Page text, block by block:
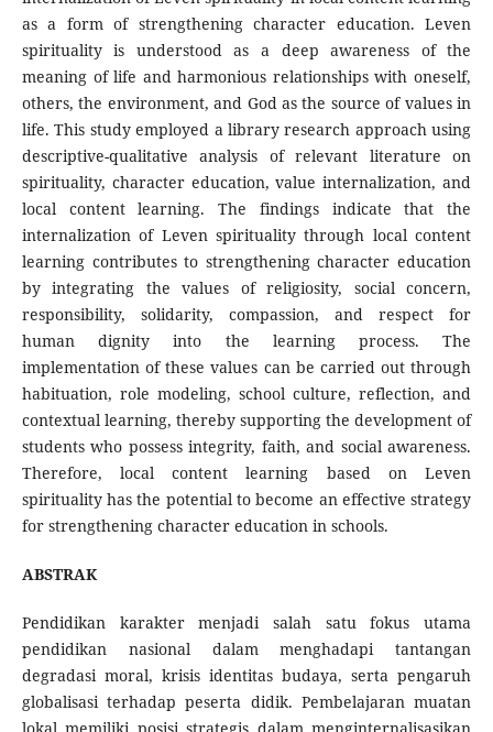
as a form of strengthening character education. Leven
spirituality is understood as a deep awareness of the
meaning of life and harmonious relationships with oneself,
others, the environment, and God as the source of values in
life. This study employed a library research approach using
descriptive-qualitative analysis of relevant literature on
spirituality, character education, value internalization, and
local content learning. The findings indicate that the
internalization of Leven spirituality through local content
learning contributes to strengthening character education
by integrating the values of religiosity, social concern,
responsibility, solidarity, compassion, and respect for
human dignity into the learning process. The
implementation of these values can be carried out through
habituation, role modeling, school culture, reflection, and
contextual learning, thereby supporting the development of
students who possess integrity, faith, and social awareness.
Therefore, local content learning based on Leven
spirituality has the potential to become an effective strategy
for strengthening character education in schools.
ABSTRAK
Pendidikan karakter menjadi salah satu fokus utama
pendidikan nasional dalam menghadapi tantangan
degradasi moral, krisis identitas budaya, serta pengaruh
globalisasi terhadap peserta didik. Pembelajaran muatan